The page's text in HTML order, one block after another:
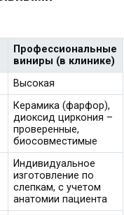
Профессиональные
виниры (в клинике)
Высокая
Керамика (фарфор),
диоксид циркония –
проверенные,
биосовместимые
Индивидуальное
изготовление по
слепкам, с учетом
анатомии пациента